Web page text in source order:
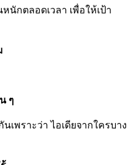
นักตลอดเวลา เพื่อให้เป้า
ๆ
เพราะว่า ไอเดียจากใครบาง